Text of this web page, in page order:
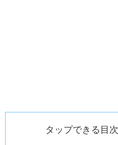
タップできる目次